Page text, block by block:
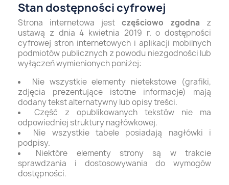
Stan dostępności cyfrowej
Strona internetowa jest częściowo zgodna z
ustawą z dnia 4 kwietnia 2019 r. o dostępności
cyfrowej stron internetowych i aplikacji mobilnych
podmiotów publicznych z powodu niezgodności lub
wyłączeń wymienionych poniżej:
Nie wszystkie elementy nietekstowe (grafiki,
zdjęcia prezentujące istotne informacje) mają
dodany tekst alternatywny lub opisy treści.
Część z opublikowanych tekstów nie ma
odpowiedniej struktury nagłówkowej.
Nie wszystkie tabele posiadają nagłówki i
podpisy.
Niektóre elementy strony są w trakcie
sprawdzania i dostosowywania do wymogów
dostępności.